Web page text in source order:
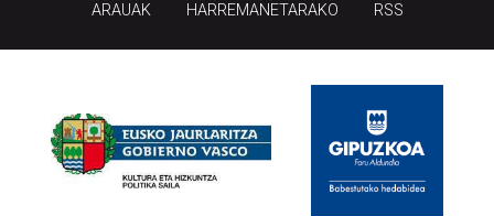
ARAUAK HARREMANETARAKO RSS